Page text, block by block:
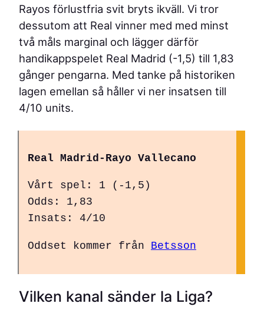
Rayos förlustfria svit bryts ikväll. Vi tror
dessutom att Real vinner med med minst
två måls marginal och lägger därför
handikappspelet Real Madrid (-1,5) till 1,83
gånger pengarna. Med tanke på historiken
lagen emellan så håller vi ner insatsen till
4/10 units.
Real Madrid-Rayo Vallecano
Vårt spel: 1 (-1,5)
Odds: 1,83
Insats: 4/10
Oddset kommer från Betsson
Vilken kanal sänder la Liga?